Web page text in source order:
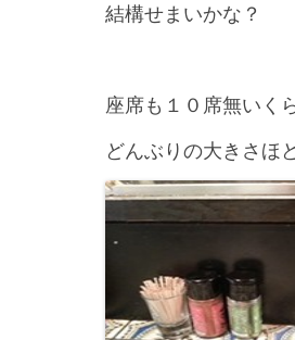
結構せまいかな？
座席も１０席無いく
どんぶりの大きさほ